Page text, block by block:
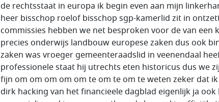
de rechtsstaat in europa ik begin even aan mijn
heer bisschop roelof bisschop sgp-kamerlid zit in
commissies hebben we net besproken voor de van een
precies onderwijs landbouw europese zaken dus ook
zaken was vroeger gemeenteraadslid in veenendaal
professionele staat hij utrechts eten historicus dus we
fijn om om om om om te om te om te weten zeker dat
dirk hacking van het financieele dagblad eigenlijk ja ook